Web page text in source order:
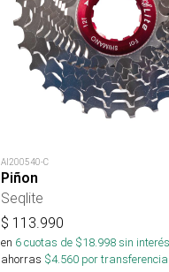
AI200540-C
Piñon
Seqlite
$ 113.990
en 6cuotas de $18.998sin interés
ahorras $4.560 por transferencia.